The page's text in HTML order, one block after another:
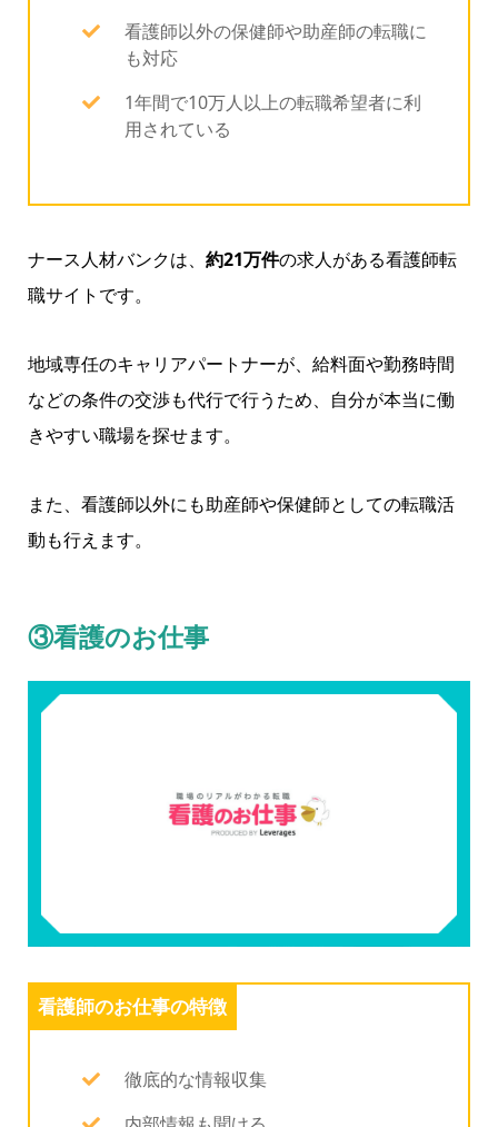
看護師以外の保健師や助産師の転職に
も対応
1年間で10万人以上の転職希望者に利
用されている
ナース人材バンクは、 約21万件の求人がある看護師転
職サイトです。
地域専任のキャリアパートナーが、給料面や勤務時間
などの条件の交渉も代行で行うため、自分が本当に働
きやすい職場を探せます。
また、看護師以外にも助産師や保健師としての転職活
動も行えます。
③看護のお仕事
看護師のお仕事の特徴
徹底的な情報収集